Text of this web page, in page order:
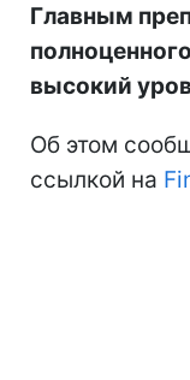
Главным
высокий
Об этом
ссылкой на